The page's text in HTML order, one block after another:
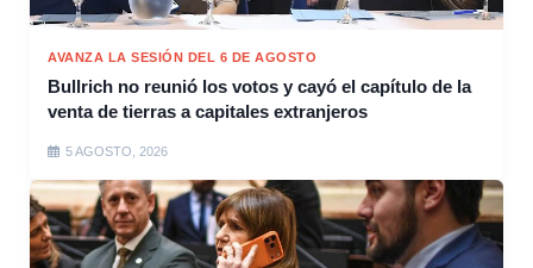
AVANZA LA SESIÓN DEL 6 DE AGOSTO
Bullrich no reunió los votos y cayó el capítulo de la
venta de tierras a capitales extranjeros
5 AGOSTO, 2026